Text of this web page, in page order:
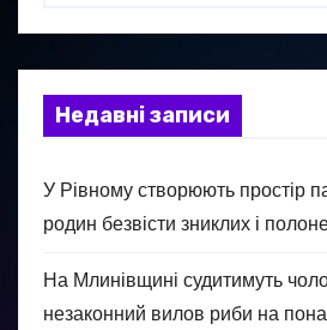
Недавні записи
У Рівному створюють простір
родин безвісти зниклих і
На Млинівщині судитимуть
незаконний вилов риби на